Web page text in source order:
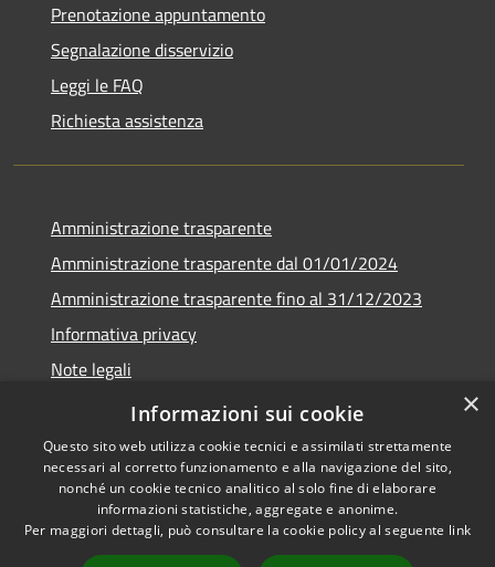
Prenotazione appuntamento
Segnalazione disservizio
Leggi le FAQ
Richiesta assistenza
Amministrazione trasparente
Amministrazione trasparente dal 01/01/2024
Amministrazione trasparente fino al 31/12/2023
Informativa privacy
Note legali
Dichiarazione di accessibilità
Accessibilità
Copyright © 2026 • Comune di
Soverzene • Powered by
×
Informazioni sui cookie
Questo sito web utilizza cookie tecnici e assimilati strettamente
necessari al corretto funzionamento e alla navigazione del sito,
nonché un cookie tecnico analitico al solo fine di elaborare
informazioni statistiche, aggregate e anonime.
Per maggiori dettagli, può consultare la cookie policy al seguente link